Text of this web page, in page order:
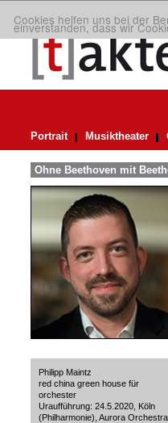
Cookies helfen uns bei der
einverstanden, dass wir
Portrait Musiktheater
Ohne Beethoven mit
Philipp Maintz
red china green house für
orchester
Uraufführung: 24.5.2020, Köln
(Philharmonie), Aurora Orchestra,